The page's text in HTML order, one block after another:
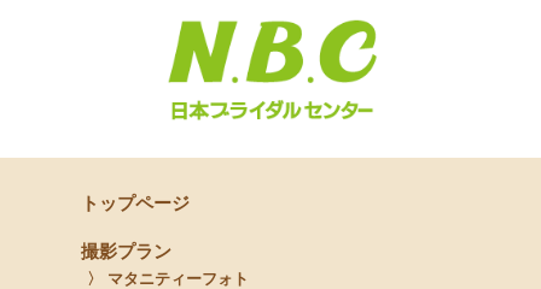
トップページ
撮影プラン
〉 マタニティーフォト